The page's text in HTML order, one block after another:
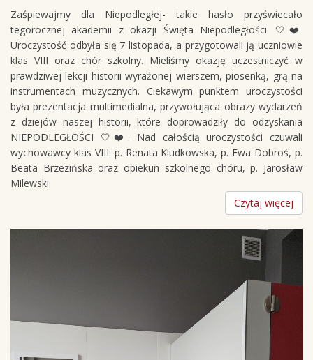
Zaśpiewajmy dla Niepodległej- takie hasło przyświecało
tegorocznej akademii z okazji Święta Niepodległości. 🤍❤️
Uroczystość odbyła się 7 listopada, a przygotowali ją uczniowie
klas VIII oraz chór szkolny. Mieliśmy okazję uczestniczyć w
prawdziwej lekcji historii wyrażonej wierszem, piosenką, grą na
instrumentach muzycznych. Ciekawym punktem uroczystości
była prezentacja multimedialna, przywołująca obrazy wydarzeń
z dziejów naszej historii, które doprowadziły do odzyskania
NIEPODLEGŁOŚCI 🤍❤️. Nad całością uroczystości czuwali
wychowawcy klas VIII: p. Renata Kludkowska, p. Ewa Dobroś, p.
Beata Brzezińska oraz opiekun szkolnego chóru, p. Jarosław
Milewski.
Czytaj więcej